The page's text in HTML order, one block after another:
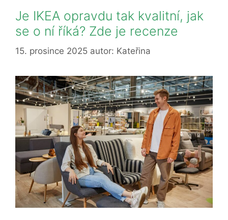
projekty?
Je IKEA opravdu tak kvalitní, jak
se o ní říká? Zde je recenze
15. prosince 2025 autor: Kateřina